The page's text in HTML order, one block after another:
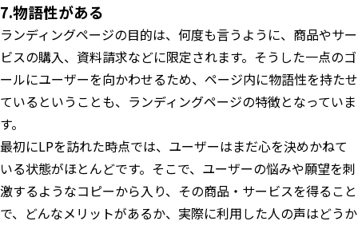
7.物語性がある
ランディングページの目的は、何度も言うように、商品やサー
ビスの購入、資料請求などに限定されます。そうした一点のゴ
ールにユーザーを向かわせるため、ページ内に物語性を持たせ
ているということも、ランディングページの特徴となっていま
す。
最初にLPを訪れた時点では、ユーザーはまだ心を決めかねて
いる状態がほとんどです。そこで、ユーザーの悩みや願望を刺
激するようなコピーから入り、その商品・サービスを得ること
で、どんなメリットがあるか、実際に利用した人の声はどうか